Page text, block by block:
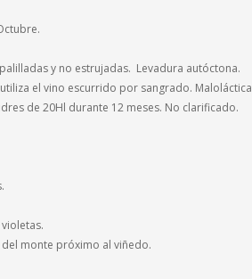
.
y no estrujadas. Levadura autóctona.
el vino escurrido por sangrado. Maloláctica
de 20Hl durante 12 meses. No clarificado.
monte próximo al viñedo.